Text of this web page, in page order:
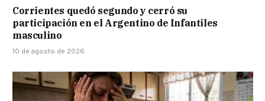
Corrientes quedó segundo y cerró su
participación en el Argentino de Infantiles
masculino
10 de agosto de 2026